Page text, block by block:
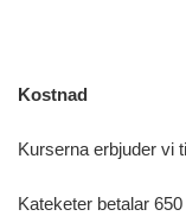
Kostnad
Kurserna erbjuder vi
Kateketer betalar